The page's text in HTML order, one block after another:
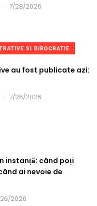
. 7/28/2026
SI BIROCRATIE
au fost publicate azi:
. 7/26/2026
instanță: când poți
ai nevoie de
2026